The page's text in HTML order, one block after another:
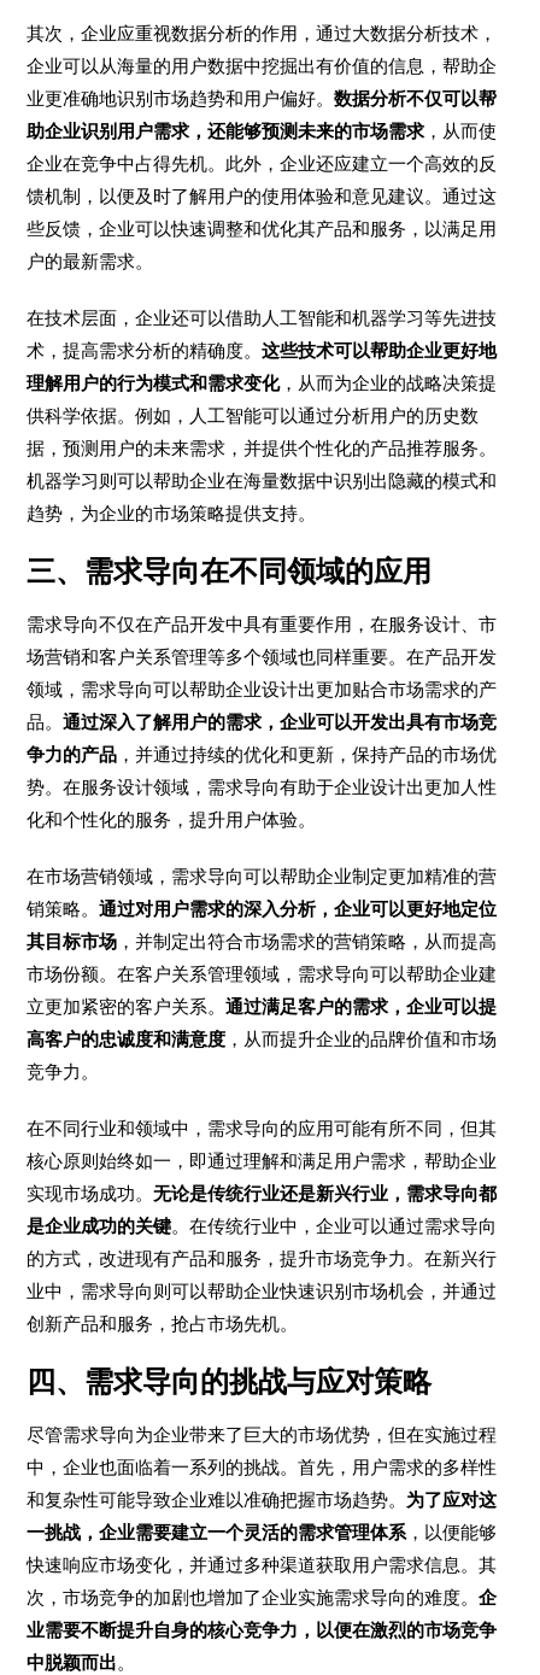
其次，企业应重视数据分析的作用，通过大数据分析技术，
企业可以从海量的用户数据中挖掘出有价值的信息，帮助企
业更准确地识别市场趋势和用户偏好。数据分析不仅可以帮
助企业识别用户需求，还能够预测未来的市场需求 ，从而使
企业在竞争中占得先机。此外，企业还应建立一个高效的反
馈机制，以便及时了解用户的使用体验和意见建议。通过这
些反馈，企业可以快速调整和优化其产品和服务，以满足用
户的最新需求。
在技术层面，企业还可以借助人工智能和机器学习等先进技
术，提高需求分析的精确度。这些技术可以帮助企业更好地
理解用户的行为模式和需求变化，从而为企业的战略决策提
供科学依据。例如，人工智能可以通过分析用户的历史数
据，预测用户的未来需求，并提供个性化的产品推荐服务。
机器学习则可以帮助企业在海量数据中识别出隐藏的模式和
趋势，为企业的市场策略提供支持。
三、需求导向在不同领域的应用
需求导向不仅在产品开发中具有重要作用，在服务设计、市
场营销和客户关系管理等多个领域也同样重要。在产品开发
领域，需求导向可以帮助企业设计出更加贴合市场需求的产
品。通过深入了解用户的需求，企业可以开发出具有市场竞
争力的产品 ，并通过持续的优化和更新，保持产品的市场优
势。在服务设计领域，需求导向有助于企业设计出更加人性
化和个性化的服务，提升用户体验。
在市场营销领域，需求导向可以帮助企业制定更加精准的营
销策略。通过对用户需求的深入分析，企业可以更好地定位
其目标市场 ，并制定出符合市场需求的营销策略，从而提高
市场份额。在客户关系管理领域，需求导向可以帮助企业建
立更加紧密的客户关系。通过满足客户的需求，企业可以提
高客户的忠诚度和满意度 ，从而提升企业的品牌价值和市场
竞争力。
在不同行业和领域中，需求导向的应用可能有所不同，但其
核心原则始终如一，即通过理解和满足用户需求，帮助企业
实现市场成功。无论是传统行业还是新兴行业，需求导向都
是企业成功的关键。在传统行业中，企业可以通过需求导向
的方式，改进现有产品和服务，提升市场竞争力。在新兴行
业中，需求导向则可以帮助企业快速识别市场机会，并通过
创新产品和服务，抢占市场先机。
四、需求导向的挑战与应对策略
尽管需求导向为企业带来了巨大的市场优势，但在实施过程
中，企业也面临着一系列的挑战。首先，用户需求的多样性
和复杂性可能导致企业难以准确把握市场趋势。 为了应对这
一挑战，企业需要建立一个灵活的需求管理体系 ，以便能够
快速响应市场变化，并通过多种渠道获取用户需求信息。其
次，市场竞争的加剧也增加了企业实施需求导向的难度。企
业需要不断提升自身的核心竞争力，以便在激烈的市场竞争
中脱颖而出。